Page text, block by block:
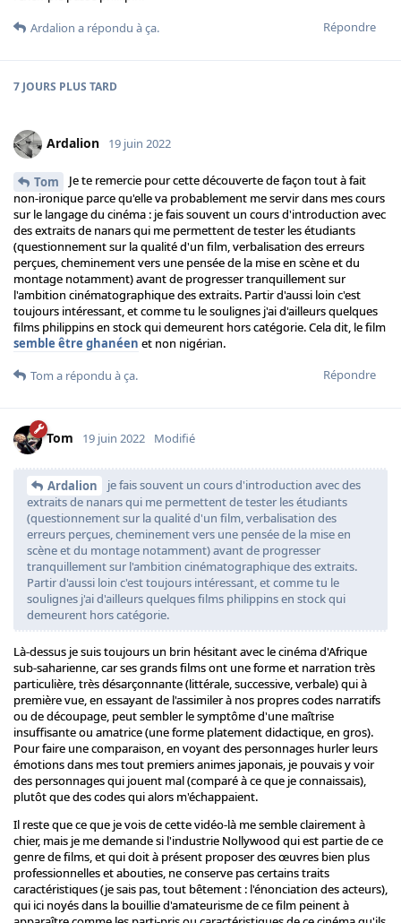
Répondre
Ardalion a répondu à ça.
7 JOURS PLUS TARD
Ardalion 19 juin 2022
Tom
Je te remercie pour cette découverte de façon tout à fait
non-ironique parce qu'elle va probablement me servir dans mes cours
sur le langage du cinéma : je fais souvent un cours d'introduction avec
des extraits de nanars qui me permettent de tester les étudiants
(questionnement sur la qualité d'un film, verbalisation des erreurs
perçues, cheminement vers une pensée de la mise en scène et du
montage notamment) avant de progresser tranquillement sur
l'ambition cinématographique des extraits. Partir d'aussi loin c'est
toujours intéressant, et comme tu le soulignes j'ai d'ailleurs quelques
films philippins en stock qui demeurent hors catégorie. Cela dit, le film
semble être ghanéen et non nigérian.
Répondre
Tom a répondu à ça.
Tom 19 juin 2022 Modifié
Ardalion
je fais souvent un cours d'introduction avec des
extraits de nanars qui me permettent de tester les étudiants
(questionnement sur la qualité d'un film, verbalisation des
erreurs perçues, cheminement vers une pensée de la mise en
scène et du montage notamment) avant de progresser
tranquillement sur l'ambition cinématographique des extraits.
Partir d'aussi loin c'est toujours intéressant, et comme tu le
soulignes j'ai d'ailleurs quelques films philippins en stock qui
demeurent hors catégorie.
Là-dessus je suis toujours un brin hésitant avec le cinéma d'Afrique
sub-saharienne, car ses grands films ont une forme et narration très
particulière, très désarçonnante (littérale, successive, verbale) qui à
première vue, en essayant de l'assimiler à nos propres codes narratifs
ou de découpage, peut sembler le symptôme d'une maîtrise
insuffisante ou amatrice (une forme platement didactique, en gros).
Pour faire une comparaison, en voyant des personnages hurler leurs
émotions dans mes tout premiers animes japonais, je pouvais y voir
des personnages qui jouent mal (comparé à ce que je connaissais),
plutôt que des codes qui alors m'échappaient.
Il reste que ce que je vois de cette vidéo-là me semble clairement à
chier, mais je me demande si l'industrie Nollywood qui est partie de ce
genre de films, et qui doit à présent proposer des œuvres bien plus
professionnelles et abouties, ne conserve pas certains traits
caractéristiques (je sais pas, tout bêtement : l'énonciation des acteurs),
qui ici noyés dans la bouillie d'amateurisme de ce film peinent à